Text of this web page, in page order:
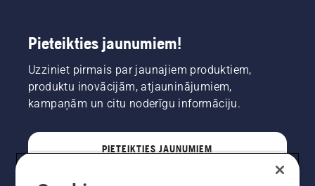
Pieteikties jaunumiem!
Uzziniet pirmais par jaunajiem produktiem,
produktu inovācijām, atjauninājumiem,
kampaņām un citu noderīgu informāciju.
PIETEIKTIES JAUNUMIEM